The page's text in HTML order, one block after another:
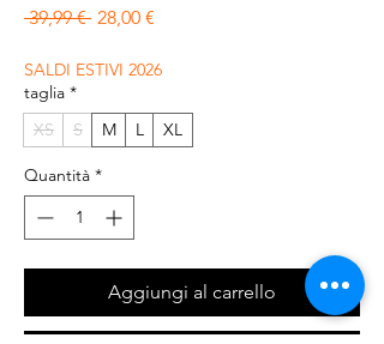
39,99 € Prezzo regolare
28,00 €
SALDI ESTIVI 2026
taglia *
XS
S M L XL
Quantità *
Aggiungi al carrello